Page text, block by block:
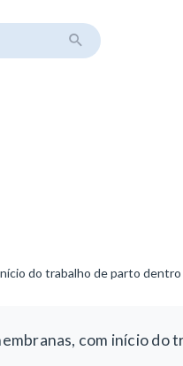
do trabalho de parto
com início do